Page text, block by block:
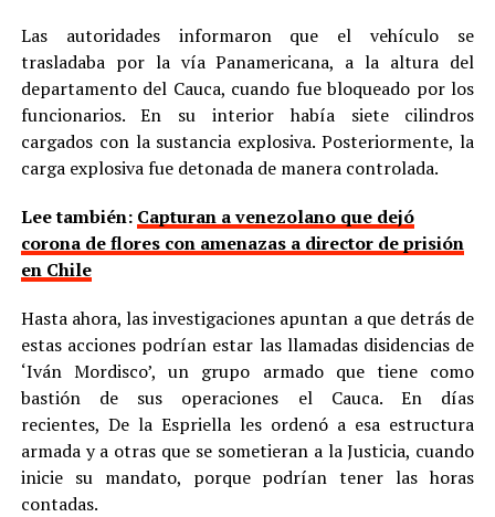
Las autoridades informaron que el vehículo se
trasladaba por la vía Panamericana, a la altura del
departamento del Cauca, cuando fue bloqueado por los
funcionarios. En su interior había siete cilindros
cargados con la sustancia explosiva. Posteriormente, la
carga explosiva fue detonada de manera controlada.
Lee también: Capturan a venezolano que dejó
corona de flores con amenazas a director de prisión
en Chile
Hasta ahora, las investigaciones apuntan a que detrás de
estas acciones podrían estar las llamadas disidencias de
‘Iván Mordisco’, un grupo armado que tiene como
bastión de sus operaciones el Cauca. En días
recientes, De la Espriella les ordenó a esa estructura
armada y a otras que se sometieran a la Justicia, cuando
inicie su mandato, porque podrían tener las horas
contadas.